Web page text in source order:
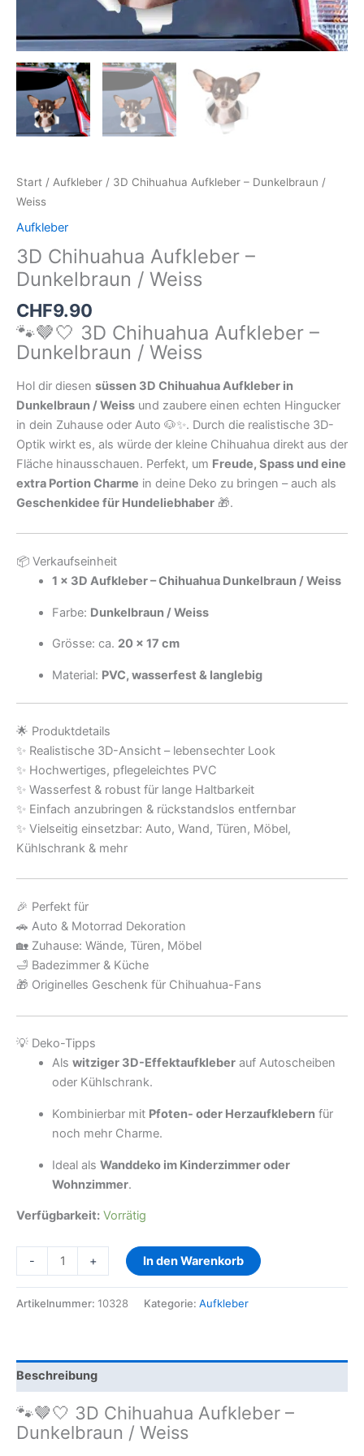
Start / Aufkleber / 3D Chihuahua Aufkleber – Dunkelbraun /
Weiss
Aufkleber
3D Chihuahua Aufkleber –
Dunkelbraun / Weiss
CHF9.90
🐾🤎🤍 3D Chihuahua Aufkleber –
Dunkelbraun / Weiss
Hol dir diesen süssen 3D Chihuahua Aufkleber in
Dunkelbraun / Weiss und zaubere einen echten Hingucker
in dein Zuhause oder Auto 🐶✨. Durch die realistische 3D-
Optik wirkt es, als würde der kleine Chihuahua direkt aus der
Fläche hinausschauen. Perfekt, um Freude, Spass und eine
extra Portion Charme in deine Deko zu bringen – auch als
Geschenkidee für Hundeliebhaber 🎁.
📦 Verkaufseinheit
1 × 3D Aufkleber – Chihuahua Dunkelbraun / Weiss
Farbe: Dunkelbraun / Weiss
Grösse: ca. 20 × 17 cm
Material: PVC, wasserfest & langlebig
🌟 Produktdetails
✨ Realistische 3D-Ansicht – lebensechter Look
✨ Hochwertiges, pflegeleichtes PVC
✨ Wasserfest & robust für lange Haltbarkeit
✨ Einfach anzubringen & rückstandslos entfernbar
✨ Vielseitig einsetzbar: Auto, Wand, Türen, Möbel,
Kühlschrank & mehr
🎉 Perfekt für
🚗 Auto & Motorrad Dekoration
🏡 Zuhause: Wände, Türen, Möbel
🛁 Badezimmer & Küche
🎁 Originelles Geschenk für Chihuahua-Fans
💡 Deko-Tipps
Als witziger 3D-Effektaufkleberauf Autoscheiben
oder Kühlschrank.
Kombinierbar mit Pfoten- oder Herzaufklebernfür
noch mehr Charme.
Ideal als Wanddeko im Kinderzimmer oder
Wohnzimmer.
Verfügbarkeit: Vorrätig
- + In den Warenkorb
Artikelnummer: 10328 Kategorie: Aufkleber
Beschreibung
🐾🤎🤍 3D Chihuahua Aufkleber –
Dunkelbraun / Weiss